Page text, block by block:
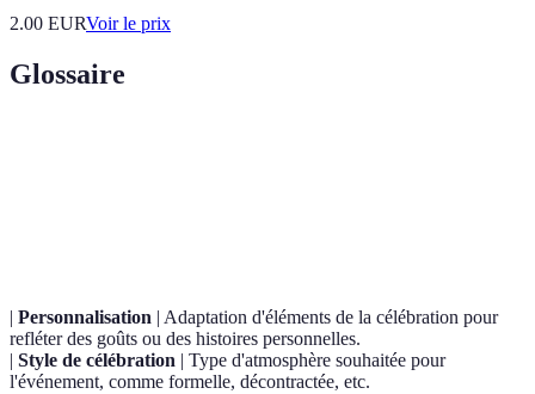
2.00 EURVoir le prix
Glossaire
| Personnalisation | Adaptation d'éléments de la célébration pour
refléter des goûts ou des histoires personnelles.
| Style de célébration | Type d'atmosphère souhaitée pour
l'événement, comme formelle, décontractée, etc.